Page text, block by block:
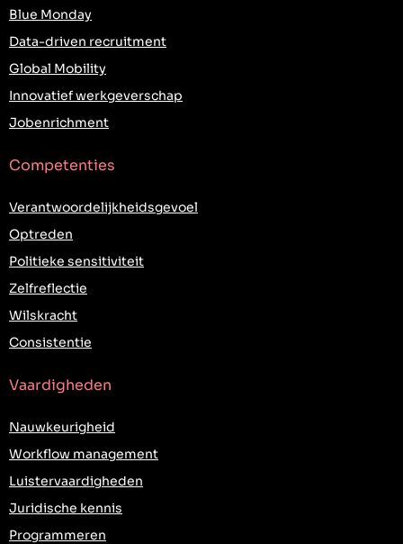
Blue Monday
Data-driven recruitment
Global Mobility
Innovatief werkgeverschap
Jobenrichment
Competenties
Verantwoordelijkheidsgevoel
Optreden
Politieke sensitiviteit
Zelfreflectie
Wilskracht
Consistentie
Vaardigheden
Nauwkeurigheid
Workflow management
Luistervaardigheden
Juridische kennis
Programmeren